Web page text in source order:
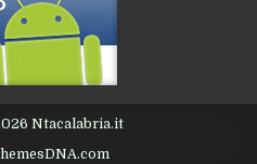
Ntacalabria.it